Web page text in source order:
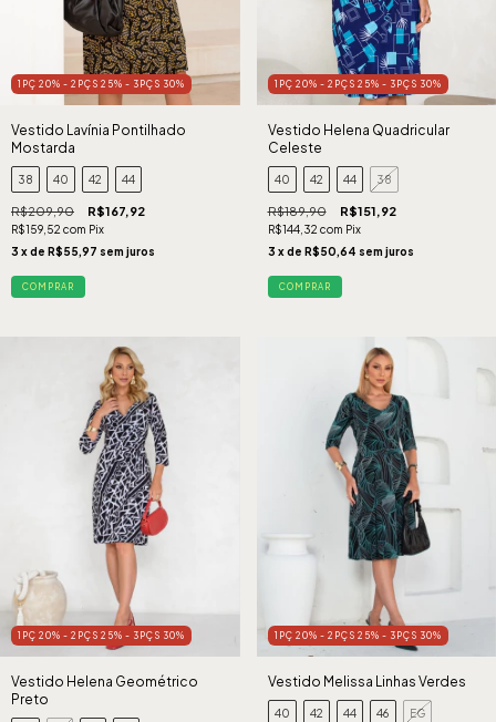
1PÇ 20% - 2PÇS 25% - 3PÇS 30%
Vestido Lavínia Pontilhado
Mostarda
38 40 42 44
R$209,90 R$167,92
R$159,52 com Pix
3 x de R$55,97 sem juros
COMPRAR
1PÇ 20% - 2PÇS 25% - 3PÇS 30%
Vestido Helena Quadricular
Celeste
40 42 44 38
R$189,90 R$151,92
R$144,32 com Pix
3 x de R$50,64 sem juros
COMPRAR
1PÇ 20% - 2PÇS 25% - 3PÇS 30%
Vestido Helena Geométrico
Preto
1PÇ 20% - 2PÇS 25% - 3PÇS 30%
Vestido Melissa Linhas Verdes
40 42 44 46 EG